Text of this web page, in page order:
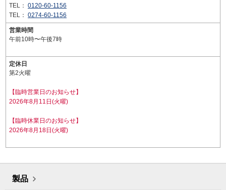
TEL： 0120-60-1156
TEL： 0274-60-1156
営業時間
午前10時〜午後7時
定休日
第2火曜
【臨時営業日のお知らせ】
2026年8月11日(火曜)
【臨時休業日のお知らせ】
2026年8月18日(火曜)
製品